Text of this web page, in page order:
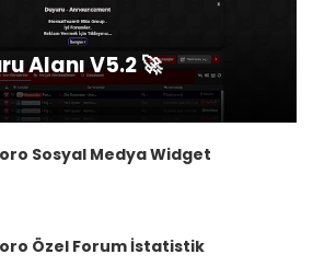
Alanı V5.2 🚀
Sosyal Medya Widget
Özel Forum İstatistik